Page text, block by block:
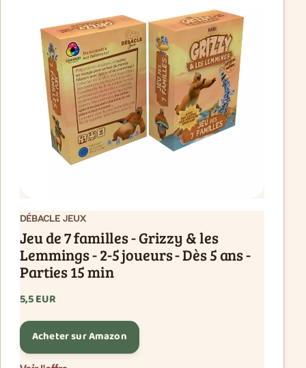
DÉBACLE JEUX
Jeu de 7 familles - Grizzy & les
Lemmings - 2-5 joueurs - Dès 5 ans -
Parties 15 min
5,5 EUR
Acheter sur Amazon